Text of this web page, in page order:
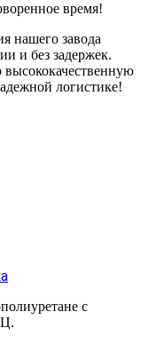
время!
нашего завода
и без задержек.
высококачественную
логистике!
с